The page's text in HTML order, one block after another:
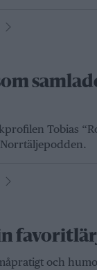
Tobias
och